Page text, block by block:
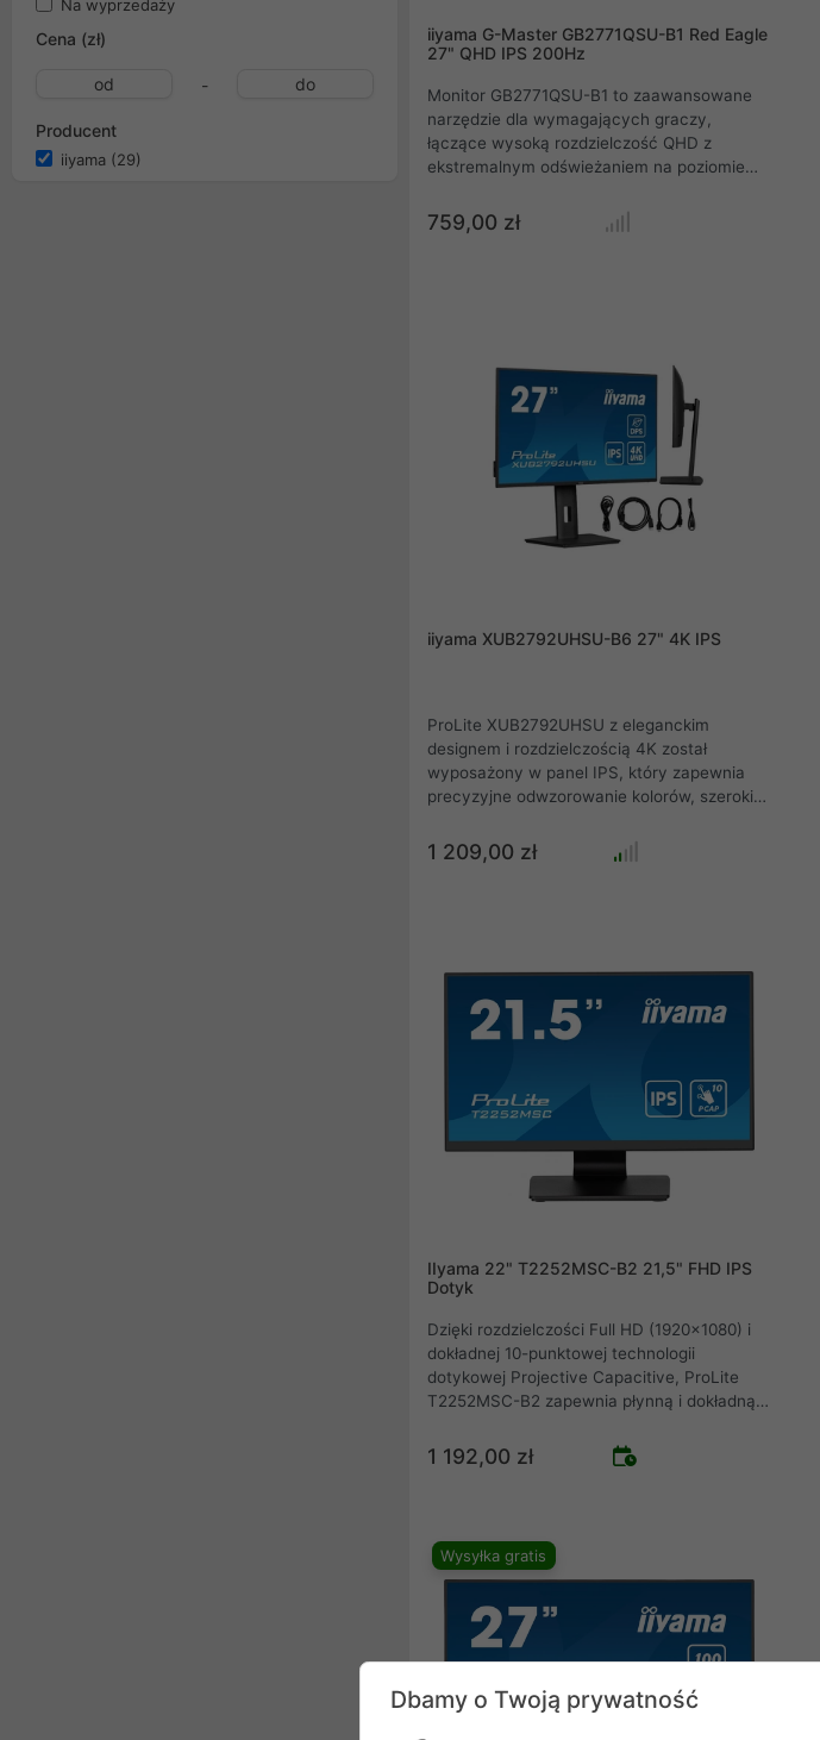
Na wyprzedaży
Cena (zł)
-
Producent
iiyama (29)
iiyama G-Master GB2771QSU-B1 Red Eagle
27" QHD IPS 200Hz
Monitor GB2771QSU-B1 to zaawansowane
narzędzie dla wymagających graczy,
łączące wysoką rozdzielczość QHD z
ekstremalnym odświeżaniem na poziomie
błyskawicznym czasie reakcji 0,5 ms
zapewnia krystaliczną ostrość i płynność
konstrukcja z pełną regulacją podstawy
dopełnia całości, oferując maksymalny
komfort podczas najdłuższych sesji e-
sportowych.
759,00 zł
iiyama XUB2792UHSU-B6 27" 4K IPS
ProLite XUB2792UHSU z eleganckim
designem i rozdzielczością 4K został
wyposażony w panel IPS, który zapewnia
precyzyjne odwzorowanie kolorów, szerokie
kontrastu i jasności. Gwarantuje to
doskonałą wydajność zarówno w zadaniach
Saving (DPS) wystarczy przełączyć
przycisk, aby cieszyć się inteligentnym
efektywności energetycznej bez utraty
jakości obrazu. Zmień swoje podejście do
1 209,00 zł
IIyama 22" T2252MSC-B2 21,5" FHD IPS
Dotyk
Dzięki rozdzielczości Full HD (1920x1080) i
dokładnej 10-punktowej technologii
dotykowej Projective Capacitive, ProLite
T2252MSC-B2 zapewnia płynną i dokładną
technologię IPS, oferuje wyjątkowe
odwzorowanie kolorów i szerokie kąty
Elastyczna podstawa może być ustawiona
pod różnymi kątami, tworząc wygodne i
od krawędzi do krawędzi i ultra cienka
konstrukcja tworzą przyciągające wzrok
wykończenie. ProLite T2252MSC-B2 to
idealne rozwiązanie do interaktywnych
oznakowań, sprzedaży detalicznej, punktów
1 192,00 zł
Wysyłka gratis
Dbamy o Twoją prywatność